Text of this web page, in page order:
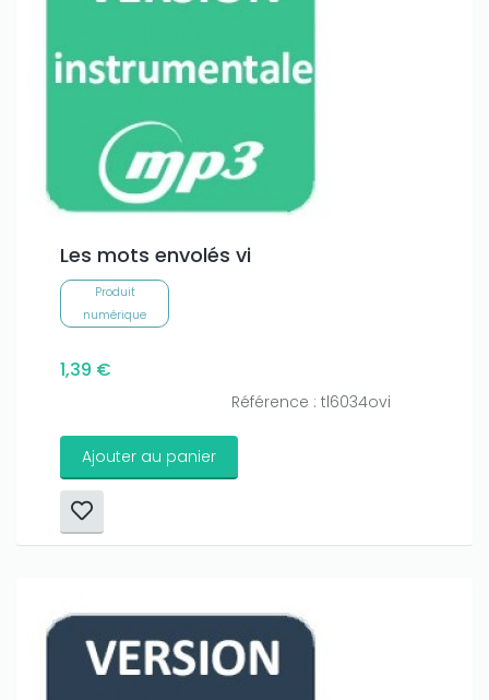
Les mots envolés vi
Produit
numérique
1,39 €
Référence : tl6034ovi
Ajouter au panier